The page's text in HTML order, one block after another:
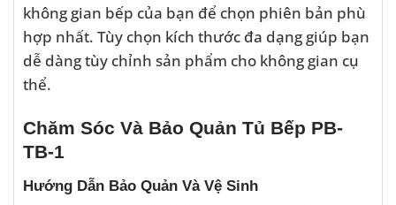
không gian bếp của bạn để chọn phiên bản phù
hợp nhất. Tùy chọn kích thước đa dạng giúp bạn
dễ dàng tùy chỉnh sản phẩm cho không gian cụ
thể.
Chăm Sóc Và Bảo Quản Tủ Bếp PB-
TB-1
Hướng Dẫn Bảo Quản Và Vệ Sinh